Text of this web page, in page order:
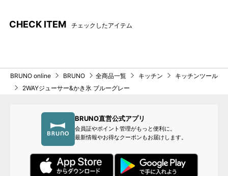
CHECK ITEM チェックしたアイテム
BRUNO online BRUNO 全商品一覧 キッチン
キッチンツール
2WAYジューサー&かき氷 ブルーグレー
BRUNO直営公式アプリ
会員証やポイント管理がもっと便利に。
最新情報やお得なクーポンもお届けします。